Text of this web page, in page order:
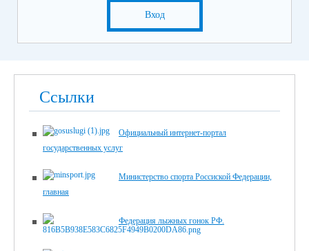
Вход
Ссылки
Официальный интернет-портал
государственных услуг
Министерство спорта Россиской Федерации,
главная
Федерация лыжных гонок РФ.